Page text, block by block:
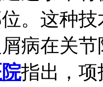
。这种
病在关
指出，